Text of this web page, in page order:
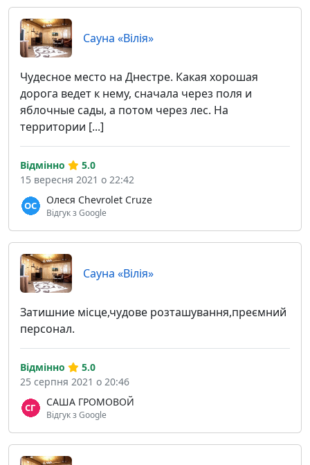
Сауна «Вілія»
Чудесное место на Днестре. Какая хорошая
дорога ведет к нему, сначала через поля и
яблочные сады, а потом через лес. На
территории [...]
Олеся Chevrolet Cruze
Відгук з Google
Відмінно
5.0
15 вересня 2021 о 22:42
Сауна «Вілія»
Затишние місце,чудове розташування,преємний
персонал.
САША ГРОМОВОЙ
Відгук з Google
Відмінно
5.0
25 серпня 2021 о 20:46